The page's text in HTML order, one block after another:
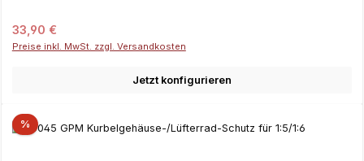
Regulärer Preis:
33,90 €
Preise inkl. MwSt. zzgl. Versandkosten
Jetzt konfigurieren
%